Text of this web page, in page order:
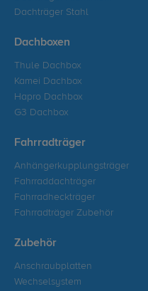
Dachträger Stahl
Dachboxen
Thule Dachbox
Kamei Dachbox
Hapro Dachbox
G3 Dachbox
Fahrradträger
Anhängerkupplungsträger
Fahrraddachträger
Fahrradheckträger
Fahrradträger Zubehör
Zubehör
Anschraubplatten
Wechselsystem